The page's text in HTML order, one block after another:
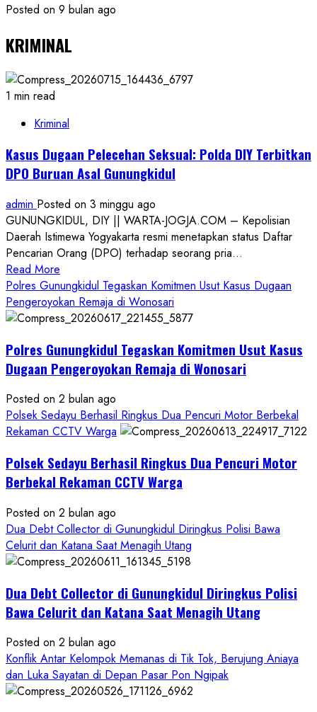
Posted on 9 bulan ago
KRIMINAL
1 min read
Kriminal
Kasus Dugaan Pelecehan Seksual: Polda DIY Terbitkan
DPO Buruan Asal Gunungkidul
admin Posted on 3 minggu ago
GUNUNGKIDUL, DIY || WARTA-JOGJA.COM – Kepolisian
Daerah Istimewa Yogyakarta resmi menetapkan status Daftar
Pencarian Orang (DPO) terhadap seorang pria...
Read More
more
about
Kasus
Pelecehan
Seksual:
DIY
Terbitkan
DPO
Asal
Gunungkidul
Polres Gunungkidul Tegaskan Komitmen Usut Kasus Dugaan
Pengeroyokan Remaja di Wonosari
Polres Gunungkidul Tegaskan Komitmen Usut Kasus
Dugaan Pengeroyokan Remaja di Wonosari
Posted on 2 bulan ago
Polsek Sedayu Berhasil Ringkus Dua Pencuri Motor Berbekal
Rekaman CCTV Warga
Polsek Sedayu Berhasil Ringkus Dua Pencuri Motor
Berbekal Rekaman CCTV Warga
Posted on 2 bulan ago
Dua Debt Collector di Gunungkidul Diringkus Polisi Bawa
Celurit dan Katana Saat Menagih Utang
Dua Debt Collector di Gunungkidul Diringkus Polisi
Bawa Celurit dan Katana Saat Menagih Utang
Posted on 2 bulan ago
Konflik Antar Kelompok Memanas di Tik Tok, Berujung Aniaya
dan Luka Sayatan di Depan Pasar Pon Ngipak